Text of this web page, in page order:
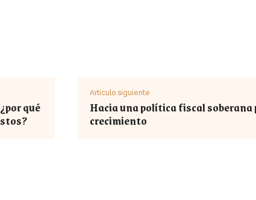
qué
Artículo siguiente
Hacia una política fiscal soberana
crecimiento